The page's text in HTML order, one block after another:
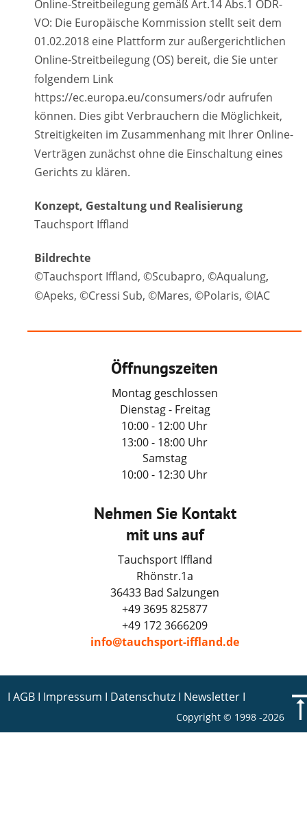
Öffnungszeiten
Montag geschlossen
Dienstag - Freitag
10:00 - 12:00 Uhr
13:00 - 18:00 Uhr
Samstag
10:00 - 12:30 Uhr
Nehmen Sie Kontakt
mit uns auf
Tauchsport Iffland
Rhönstr.1a
36433 Bad Salzungen
+49 3695 825877
+49 172 3666209
info@tauchsport-iffland.de
Online-Streitbeilegung gemäß Art.14 Abs.1 ODR-
VO: Die Europäische Kommission stellt seit dem
01.02.2018 eine Plattform zur außergerichtlichen
Online-Streitbeilegung (OS) bereit, die Sie unter
folgendem Link
https://ec.europa.eu/consumers/odr aufrufen
können. Dies gibt Verbrauchern die Möglichkeit,
Streitigkeiten im Zusammenhang mit Ihrer Online-
Verträgen zunächst ohne die Einschaltung eines
Gerichts zu klären.
Konzept, Gestaltung und Realisierung
Tauchsport Iffland
Bildrechte
©Tauchsport Iffland, ©Scubapro, ©Aqualung,
©Apeks, ©Cressi Sub, ©Mares, ©Polaris, ©IAC
I AGB I Impressum I Datenschutz I Newsletter I
Copyright © 1998 -2026